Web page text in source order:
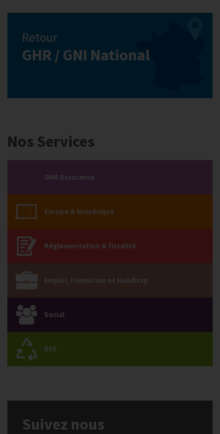
Retour
GHR / GNI National
Nos Services
GHR Assurance
Europe & Numérique
Réglementation & fiscalité
Emploi, Formation et Handicap
Social
RSE
Suivez nous